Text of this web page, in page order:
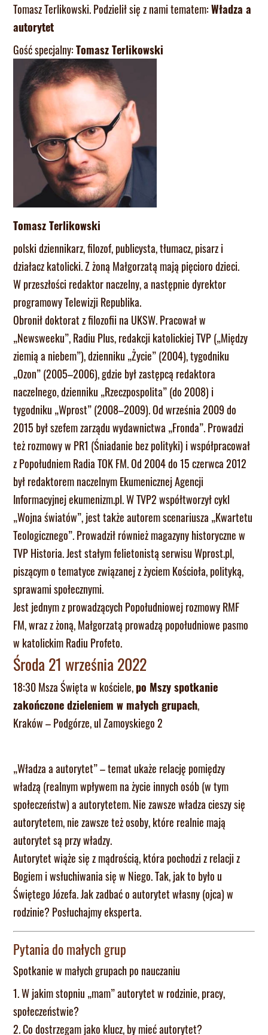
Tomasz Terlikowski. Podzielił się z nami tematem:Władza a
autorytet
Gość specjalny:Tomasz Terlikowski
Tomasz Terlikowski
polski dziennikarz, filozof, publicysta, tłumacz, pisarz i
działacz katolicki. Z żoną Małgorzatą mają pięcioro dzieci.
W przeszłości redaktor naczelny, a następnie dyrektor
programowy Telewizji Republika.
Obronił doktorat z filozofii na UKSW. Pracował w
„Newsweeku”, Radiu Plus, redakcji katolickiej TVP („Między
ziemią a niebem”), dzienniku „Życie” (2004), tygodniku
„Ozon” (2005–2006), gdzie był zastępcą redaktora
naczelnego, dzienniku „Rzeczpospolita” (do 2008) i
tygodniku „Wprost” (2008–2009). Od września 2009 do
2015 był szefem zarządu wydawnictwa „Fronda”. Prowadzi
też rozmowy w PR1 (Śniadanie bez polityki) i współpracował
z Popołudniem Radia TOK FM. Od 2004 do 15 czerwca 2012
był redaktorem naczelnym Ekumenicznej Agencji
Informacyjnej ekumenizm.pl. W TVP2 współtworzył cykl
„Wojna światów”, jest także autorem scenariusza „Kwartetu
Teologicznego”. Prowadził również magazyny historyczne w
TVP Historia. Jest stałym felietonistą serwisu Wprost.pl,
piszącym o tematyce związanej z życiem Kościoła, polityką,
sprawami społecznymi.
Jest jednym z prowadzących Popołudniowej rozmowy RMF
FM, wraz z żoną, Małgorzatą prowadzą popołudniowe pasmo
w katolickim Radiu Profeto.
Środa 21 września 2022
18:30 Msza Święta w kościele,po Mszy spotkanie
zakończone dzieleniem w małych grupach,
Kraków – Podgórze, ul Zamoyskiego 2
„Władza a autorytet” – temat ukaże relację pomiędzy
władzą (realnym wpływem na życie innych osób (w tym
społeczeństw) a autorytetem. Nie zawsze władza cieszy się
autorytetem, nie zawsze też osoby, które realnie mają
autorytet są przy władzy.
Autorytet wiąże się z mądrością, która pochodzi z relacji z
Bogiem i wsłuchiwania się w Niego. Tak, jak to było u
Świętego Józefa. Jak zadbać o autorytet własny (ojca) w
rodzinie? Posłuchajmy eksperta.
Pytania do małych grup
Spotkanie w małych grupach po nauczaniu
1. W jakim stopniu „mam” autorytet w rodzinie, pracy,
społeczeństwie?
2. Co dostrzegam jako klucz, by mieć autorytet?